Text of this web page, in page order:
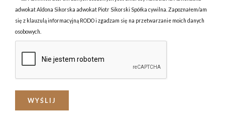
adwokat Aldona Sikorska adwokat Piotr Sikorski Spółka cywilna. Zapoznałem/am
się z klauzulą informacyjną RODO i zgadzam się na przetwarzanie moich danych
osobowych.